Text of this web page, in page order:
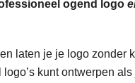
ogend logo
en laten je je logo zonder
kunt ontwerpen